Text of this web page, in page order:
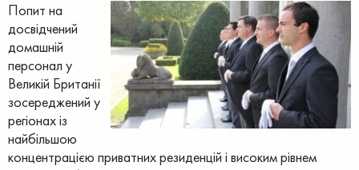
Попит на
досвідчений
домашній
персонал у
Великій Британії
зосереджений у
регіонах із
найбільшою
концентрацією приватних резиденцій і високим рівнем